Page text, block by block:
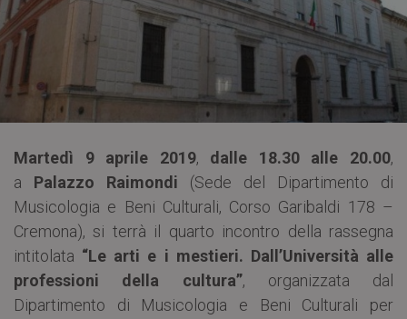
Martedì 9 aprile 2019, dalle 18.30 alle 20.00,
a
Palazzo Raimondi
(Sede del Dipartimento di
Musicologia e Beni Culturali, Corso Garibaldi 178 –
Cremona), si terrà il quarto incontro della rassegna
intitolata “Le arti e i mestieri. Dall’Università alle
professioni della cultura”, organizzata dal
Dipartimento di Musicologia e Beni Culturali per